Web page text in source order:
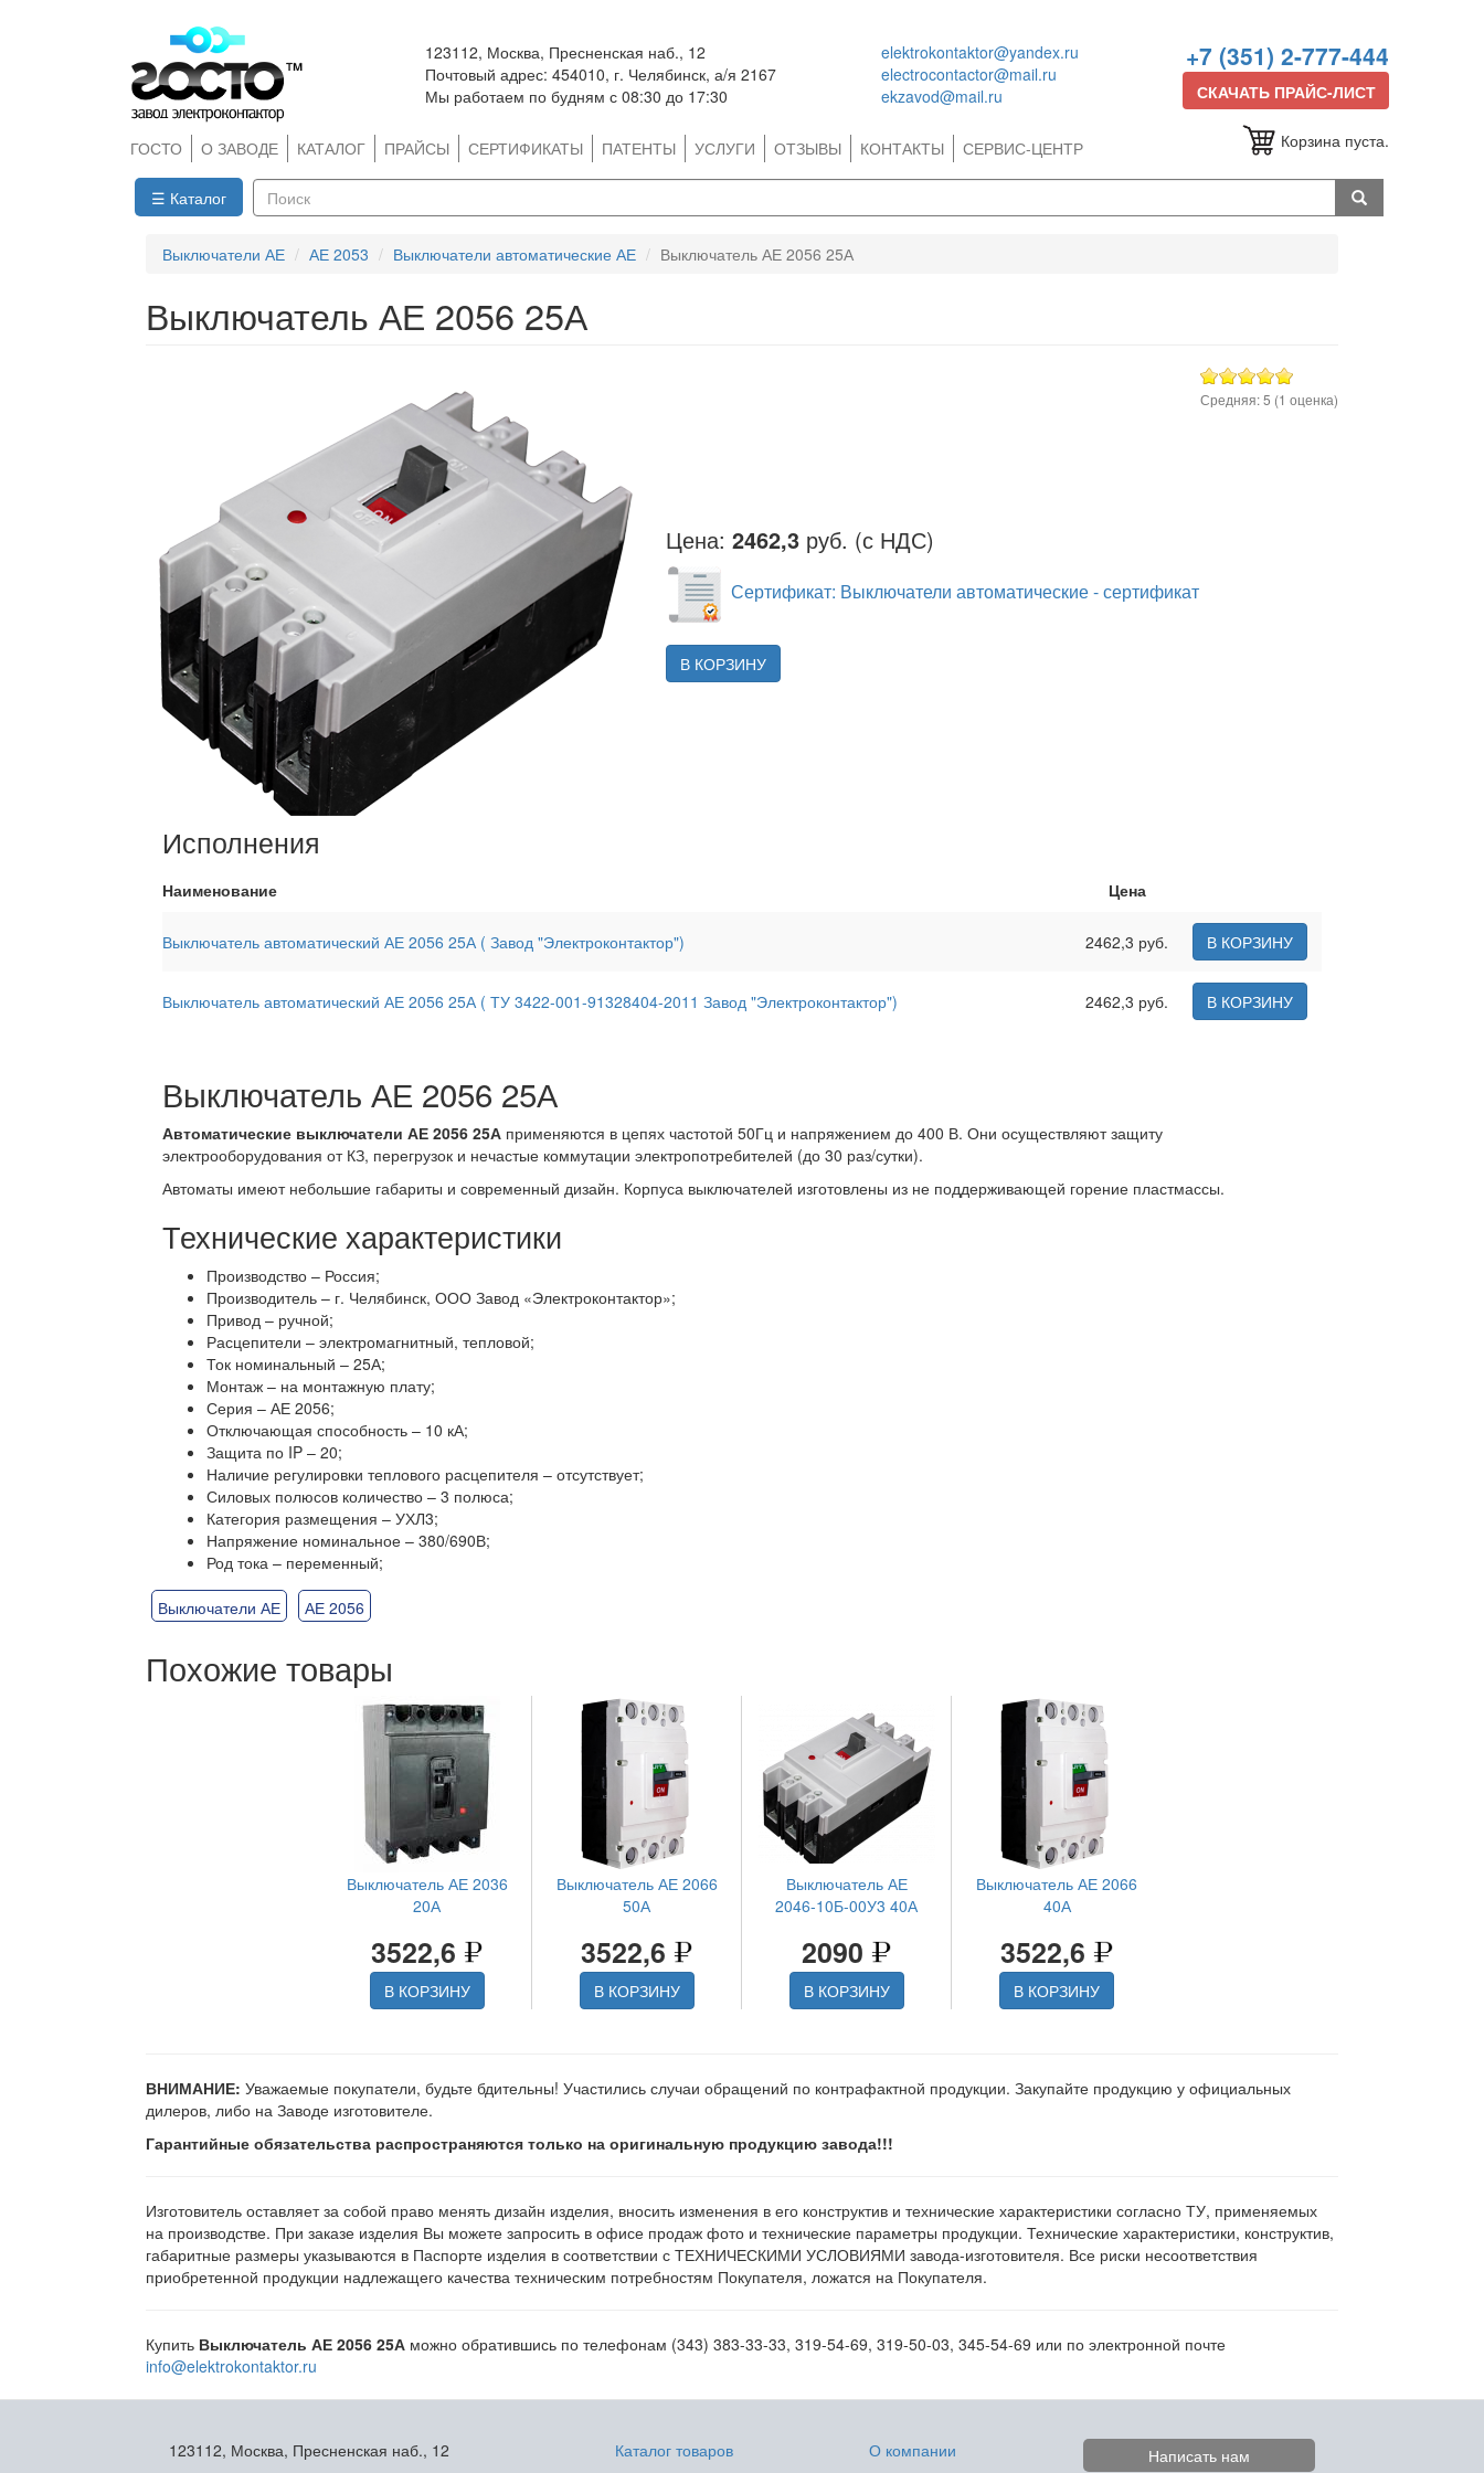
123112, Москва, Пресненская наб., 12
Почтовый адрес: 454010, г. Челябинск, а/я 2167
Мы работаем по будням с 08:30 до 17:30
elektrokontaktor@yandex.ru
electrocontactor@mail.ru
ekzavod@mail.ru
+7 (351) 2-777-444
СКАЧАТЬ ПРАЙС-ЛИСТ
ГОСТО О ЗАВОДЕ КАТАЛОГ ПРАЙСЫ СЕРТИФИКАТЫ ПАТЕНТЫ УСЛУГИ ОТЗЫВЫ КОНТАКТЫ СЕРВИС-ЦЕНТР Корзина пуста.
☰ Каталог
Выключатели АЕ
АЕ 2053 Выключатели автоматические АЕ Выключатель АЕ 2056 25А
Выключатель АЕ 2056 25А
Цена:2462,3 руб. (с НДС)
Сертификат: Выключатели автоматические - сертификат
В КОРЗИНУ
Средняя:5 (1 оценка)
Исполнения
Наименование Цена
Выключатель автоматический АЕ 2056 25А ( Завод "Электроконтактор") 2462,3 руб. В КОРЗИНУ
Выключатель автоматический АЕ 2056 25А ( ТУ 3422-001-91328404-2011 Завод "Электроконтактор") 2462,3 руб. В КОРЗИНУ
Выключатель АЕ 2056 25А
Автоматические выключатели АЕ 2056 25А применяются в цепях частотой 50Гц и напряжением до 400 В. Они осуществляют защиту
электрооборудования от КЗ, перегрузок и нечастые коммутации электропотребителей (до 30 раз/сутки).
Автоматы имеют небольшие габариты и современный дизайн. Корпуса выключателей изготовлены из не поддерживающей горение пластмассы.
Технические характеристики
Производство – Россия;
Производитель – г. Челябинск, ООО Завод «Электроконтактор»;
Привод – ручной;
Расцепители – электромагнитный, тепловой;
Ток номинальный – 25А;
Монтаж – на монтажную плату;
Серия – АЕ 2056;
Отключающая способность – 10 кА;
Защита по IP – 20;
Наличие регулировки теплового расцепителя – отсутствует;
Силовых полюсов количество – 3 полюса;
Категория размещения – УХЛ3;
Напряжение номинальное – 380/690В;
Род тока – переменный;
Выключатели АЕ АЕ 2056
Похожие товары
Выключатель АЕ 2036
20А
3522,6
В КОРЗИНУ
Выключатель АЕ 2066
50А
3522,6
В КОРЗИНУ
Выключатель АЕ
2046-10Б-00У3 40А
2090
В КОРЗИНУ
Выключатель АЕ 2066
40А
3522,6
В КОРЗИНУ
ВНИМАНИЕ: Уважаемые покупатели, будьте бдительны! Участились случаи обращений по контрафактной продукции. Закупайте продукцию у официальных
дилеров, либо на Заводе изготовителе.
Гарантийные обязательства распространяются только на оригинальную продукцию завода!!!
Изготовитель оставляет за собой право менять дизайн изделия, вносить изменения в его конструктив и технические характеристики согласно ТУ, применяемых
на производстве. При заказе изделия Вы можете запросить в офисе продаж фото и технические параметры продукции. Технические характеристики, конструктив,
габаритные размеры указываются в Паспорте изделия в соответствии с ТЕХНИЧЕСКИМИ УСЛОВИЯМИ завода-изготовителя. Все риски несоответствия
приобретенной продукции надлежащего качества техническим потребностям Покупателя, ложатся на Покупателя.
Купить Выключатель АЕ 2056 25А можно обратившись по телефонам (343) 383-33-33, 319-54-69, 319-50-03, 345-54-69 или по электронной почте
info@elektrokontaktor.ru
123112, Москва, Пресненская наб., 12
Каталог товаров
О компании
Написать нам